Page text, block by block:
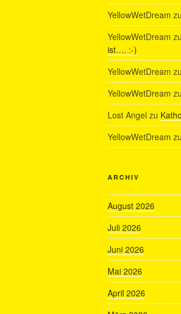
YellowWetDream zu
YellowWetDream zu
ist…. :-)
YellowWetDream zu
YellowWetDream zu
Lost Angel zu
YellowWetDream zu
ARCHIV
August 2026
Juli 2026
Juni 2026
Mai 2026
April 2026